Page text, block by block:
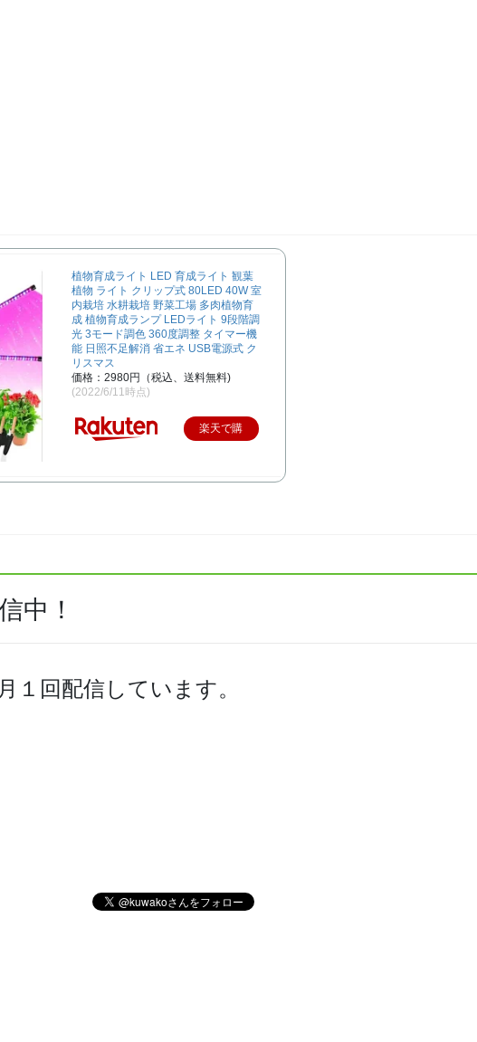
植物育成ライト LED 育成ライト 観葉
植物 ライト クリップ式 80LED 40W 室
内栽培 水耕栽培 野菜工場 多肉植物育
成 植物育成ランプ LEDライト 9段階調
光 3モード調色 360度調整 タイマー機
能 日照不足解消 省エネ USB電源式 ク
リスマス
価格：2980円（税込、送料無料)
(2022/6/11時点)
楽天で購
中！
１回配信しています。